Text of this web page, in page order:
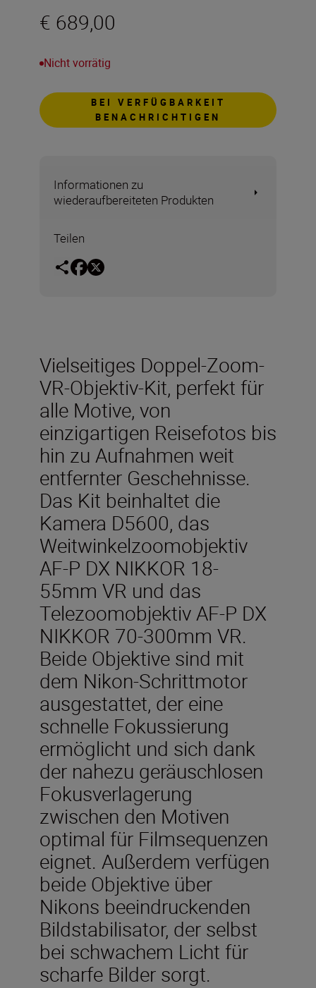
€ 689,00
Nicht vorrätig
BEI VERFÜGBARKEIT
BENACHRICHTIGEN
Informationen zu
wiederaufbereiteten Produkten
Teilen
Vielseitiges Doppel-Zoom-
VR-Objektiv-Kit, perfekt für
alle Motive, von
einzigartigen Reisefotos bis
hin zu Aufnahmen weit
entfernter Geschehnisse.
Das Kit beinhaltet die
Kamera D5600, das
Weitwinkelzoomobjektiv
AF-P DX NIKKOR 18-
55mm VR und das
Telezoomobjektiv AF-P DX
NIKKOR 70-300mm VR.
Beide Objektive sind mit
dem Nikon-Schrittmotor
ausgestattet, der eine
schnelle Fokussierung
ermöglicht und sich dank
der nahezu geräuschlosen
Fokusverlagerung
zwischen den Motiven
optimal für Filmsequenzen
eignet. Außerdem verfügen
beide Objektive über
Nikons beeindruckenden
Bildstabilisator, der selbst
bei schwachem Licht für
scharfe Bilder sorgt.